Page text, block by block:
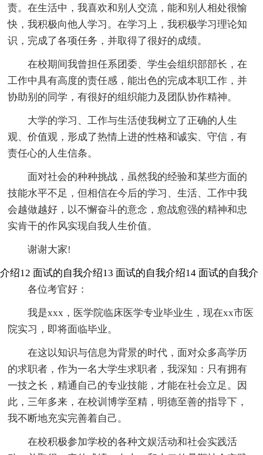
责。在生活中，我喜欢和别人交流，能和别人相处很愉
快，我积极向他人学习。在学习上，我积极学习理论知
识，完成了各项任务，并取得了很好的成绩。
在校期间我曾担任系团委、学生会组织部部长，在
工作中具有高度的责任感，能出色的完成本职工作，并
协助别的同学，有很好的组织能力及团队协作精神。
大学的学习、工作与生活使我树立了正确的人生
观、价值观，形成了热情上进的性格和诚实、守信，有
责任心的人生信条。
面对社会的种种挑战，虽然我的经验和某些方面的
技能水平不足，但相信在今后的学习、生活、工作中我
会越做越好，以不懈奋斗的意念，愈战愈强的精神和忠
实肯干的作风实现自我人生价值。
谢谢大家!
介绍12
各位考官好：
我是xxx，医学院临床医学专业毕业生，现在xx市医
院实习，即将面临毕业。
在这以知识与信息为背景的时代，面对众多高学历
的求职者，作为一名大学生求职者，我深知：只有拥有
一技之长，精通自己的专业技能，才能在社会立足。因
此，三年多来，在校训博学至精，明德至善的指导下，
我不断地充实完善着自己。
在校积极参加学校的各种文娱活动和社会实践活
面试的自我介绍13 面试的自我介绍14 面试的自我介